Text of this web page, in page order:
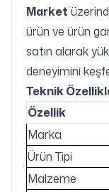
Market
ürün ve ürün
satın alarak
deneyimini
Teknik
Özellik
Marka
Ürün Tipi
Malzeme